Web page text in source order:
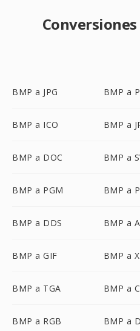
BMP a JPG BMP a
BMP a ICO BMP a
BMP a DOC BMP a
BMP a PGM BMP a
BMP a DDS BMP a
BMP a GIF BMP a
BMP a TGA BMP a
BMP a RGB BMP a